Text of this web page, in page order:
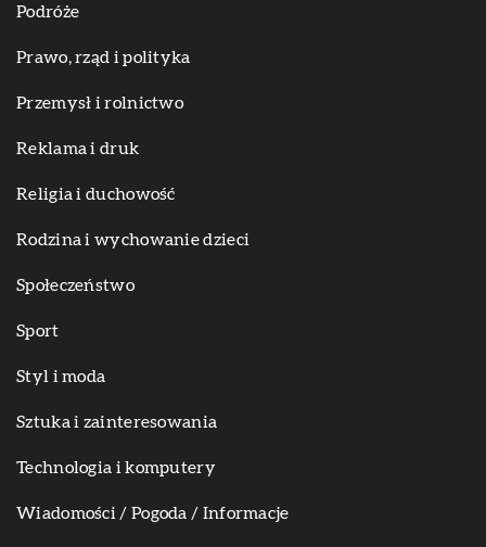
Podróże
Prawo, rząd i polityka
Przemysł i rolnictwo
Reklama i druk
Religia i duchowość
Rodzina i wychowanie dzieci
Społeczeństwo
Sport
Styl i moda
Sztuka i zainteresowania
Technologia i komputery
Wiadomości / Pogoda / Informacje